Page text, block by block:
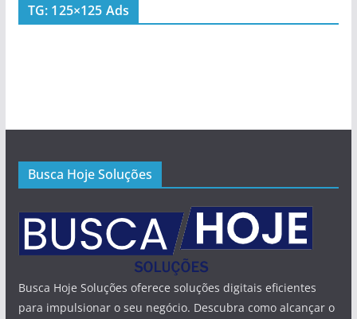
TG: 125×125 Ads
Busca Hoje Soluções
Busca Hoje Soluções oferece soluções digitais eficientes
para impulsionar o seu negócio. Descubra como alcançar o